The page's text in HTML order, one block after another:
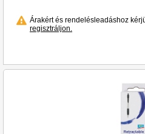
Árakért és rendelésleadáshoz
regisztráljon.